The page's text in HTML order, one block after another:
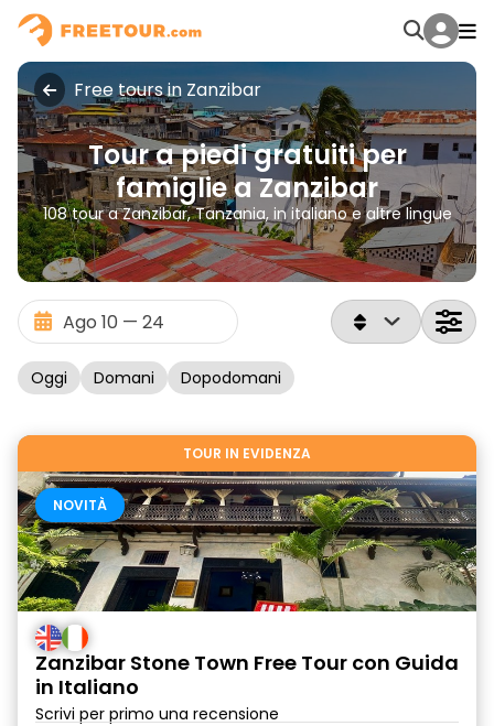
Free tours in Zanzibar
Tour a piedi gratuiti per
famiglie a Zanzibar
108 tour a Zanzibar, Tanzania, in italiano e altre lingue
Oggi Domani Dopodomani
TOUR IN EVIDENZA
NOVITÀ
Zanzibar Stone Town Free Tour con Guida
in Italiano
Scrivi per primo una recensione